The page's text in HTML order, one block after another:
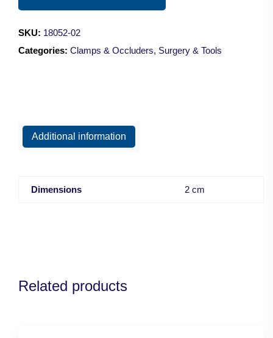
Light
quantity
SKU: 18052-02
Categories: Clamps & Occluders, Surgery & Tools
Additional information
Dimensions 2 cm
Related products